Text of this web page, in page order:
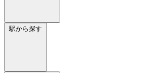
駅から探す